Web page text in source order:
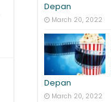
Depan
March 20, 2022
Depan
March 20, 2022